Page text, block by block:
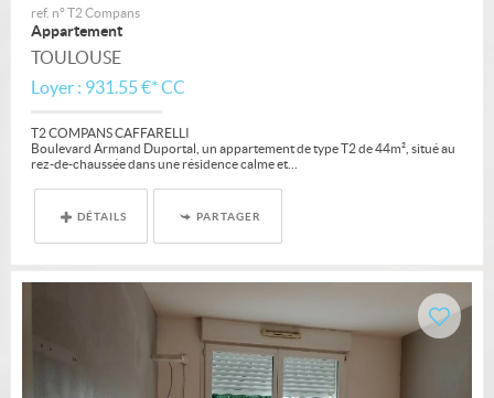
ref. n° T2 Compans
Appartement
TOULOUSE
Loyer : 931.55 €*CC
T2 COMPANS CAFFARELLI
Boulevard Armand Duportal, un appartement de type T2 de 44m², situé au
rez-de-chaussée dans une résidence calme et...
DÉTAILS PARTAGER